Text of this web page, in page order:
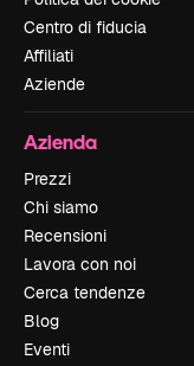
Centro di fiducia
Affiliati
Aziende
Azienda
Prezzi
Chi siamo
Recensioni
Lavora con noi
Cerca tendenze
Blog
Eventi